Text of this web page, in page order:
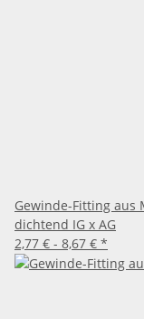
Gewinde-Fitting aus
dichtend IG x AG
2,77 € - 8,67 € *